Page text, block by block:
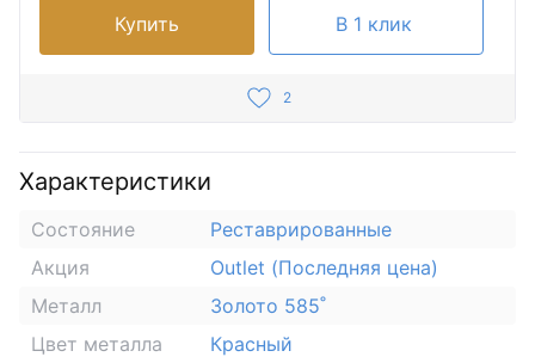
Купить В 1 клик
2
Характеристики
Состояние
Реставрированные
Акция
Outlet (Последняя цена)
Металл
Золото 585˚
Цвет металла
Красный